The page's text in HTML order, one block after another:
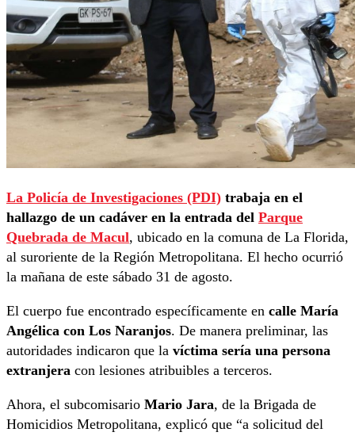
La Policía de Investigaciones (PDI) trabaja en el
hallazgo de un cadáver en la entrada del Parque
Quebrada de Macul, ubicado en la comuna de La Florida,
al suroriente de la Región Metropolitana. El hecho ocurrió
la mañana de este sábado 31 de agosto.
El cuerpo fue encontrado específicamente en calle María
Angélica con Los Naranjos. De manera preliminar, las
autoridades indicaron que la víctima sería una persona
extranjera con lesiones atribuibles a terceros.
Ahora, el subcomisario Mario Jara, de la Brigada de
Homicidios Metropolitana, explicó que “a solicitud del